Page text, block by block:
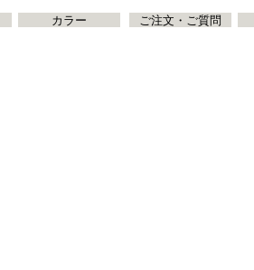
カラー ご注文・ご質問